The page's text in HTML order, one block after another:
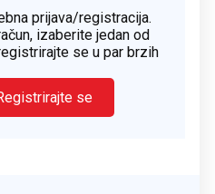
prijava/registracija.
izaberite jedan od
se u par brzih
se